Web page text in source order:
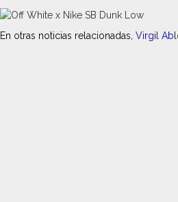
En otras noticias relacionadas, Virgil